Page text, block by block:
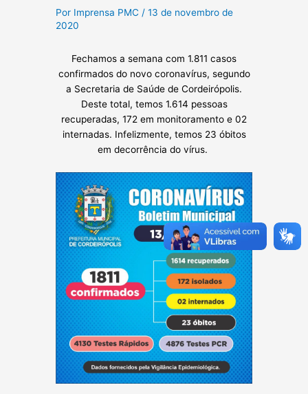
Por Imprensa PMC /13 de novembro de
2020
Fechamos a semana com 1.811 casos
confirmados do novo coronavírus, segundo
a Secretaria de Saúde de Cordeirópolis.
Deste total, temos 1.614 pessoas
recuperadas, 172 em monitoramento e 02
internadas. Infelizmente, temos 23 óbitos
em decorrência do vírus.